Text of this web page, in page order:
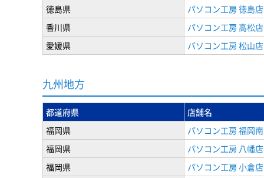
徳島県
パソコン工房 徳島店
香川県
パソコン工房 高松店
愛媛県
パソコン工房 松山店
九州地方
都道府県 店舗名
福岡県
パソコン工房 福岡
福岡県
パソコン工房 八幡店
福岡県
パソコン工房 小倉店